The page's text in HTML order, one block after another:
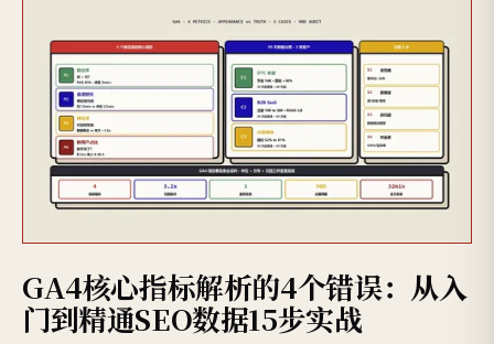
GA4核心指标解析的4个错误：从入
门到精通SEO数据15步实战